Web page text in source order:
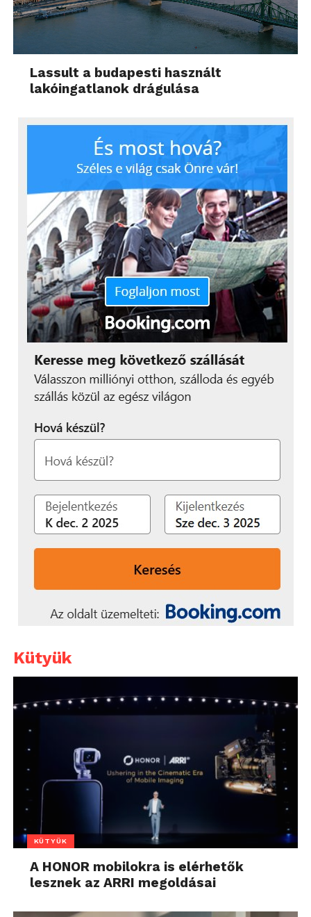
Lassult a budapesti használt
lakóingatlanok drágulása
Kütyük
KÜTYÜK
A HONOR mobilokra is elérhetők
lesznek az ARRI megoldásai